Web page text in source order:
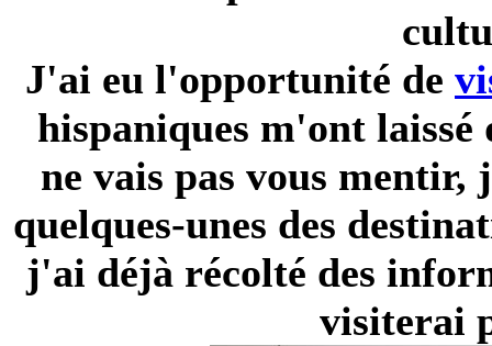
J'ai eu l'opportunité de
hispaniques m'ont laissé
ne vais pas vous
quelques-unes des
j'ai déjà récolté des
visiterai